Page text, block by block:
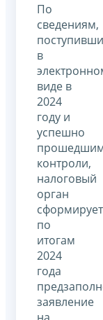
По
сведениям,
в
виде в
2024
году и
успешно
контроли,
налоговый
орган
сформирует
по
итогам
2024
года
заявление